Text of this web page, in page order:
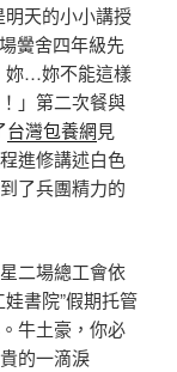
明天的小小講授
黌舍四年級先
妳…妳不能這樣
」第二次餐與
台灣包養網見
進修講述白色
了兵團精力的
二場總工會依
書院”假期托管
牛土豪，你必
的一滴淚